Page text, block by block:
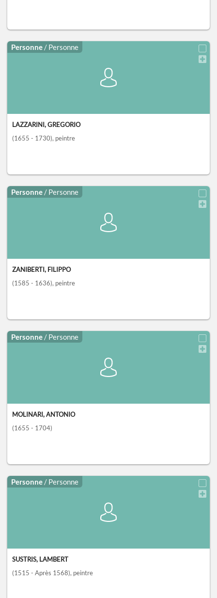
Personne / Personne
LAZZARINI, GREGORIO
(1655 - 1730), peintre
Personne / Personne
ZANIBERTI, FILIPPO
(1585 - 1636), peintre
Personne / Personne
MOLINARI, ANTONIO
(1655 - 1704)
Personne / Personne
SUSTRIS, LAMBERT
(1515 - Après 1568), peintre